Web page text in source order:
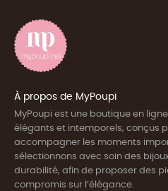
À propos de MyPoupi
MyPoupi est une boutique en
élégants et intemporels, conçus
accompagner les moments
sélectionnons avec soin des
durabilité, afin de proposer des
compromis sur l’élégance.